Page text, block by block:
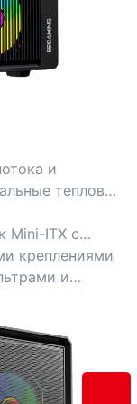
и
тепловые
Mini-ITX с
отвода
креплениями
и